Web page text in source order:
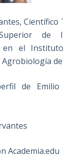
Científico
de
en el
de
Academia.edu